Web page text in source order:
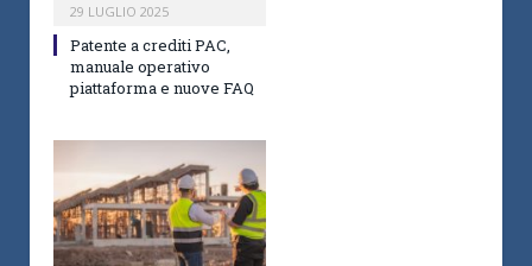
29 LUGLIO 2025
Patente a crediti PAC,
manuale operativo
piattaforma e nuove FAQ